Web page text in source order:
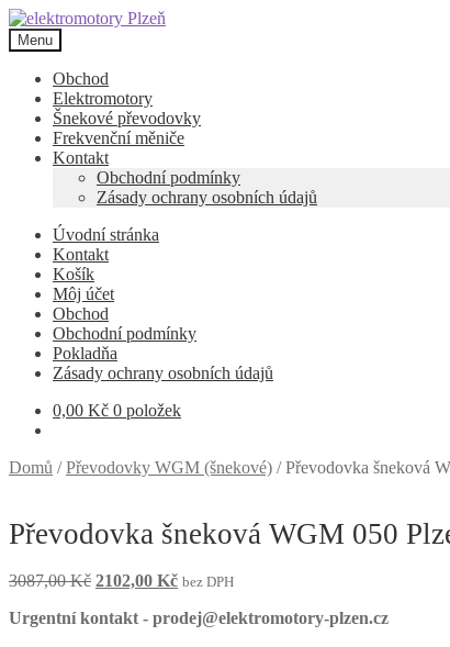
Přeskočit
na
navigaci
Přejít
k
obsahu
webu
Menu
Obchod
Elektromotory
Šnekové převodovky
Frekvenční měniče
Kontakt
Obchodní podmínky
Zásady ochrany osobních údajů
Úvodní stránka
Kontakt
Košík
Môj účet
Obchod
Obchodní podmínky
Pokladňa
Zásady ochrany osobních údajů
0,00 Kč 0 položek
Domů /Převodovky WGM (šnekové) /Převodovka šneková
Převodovka šneková WGM 050
3087,00Kč Původní
byla:
2102,00 KčAktuální
je:
bez DPH
Urgentní kontakt - prodej@elektromotory-plzen.cz